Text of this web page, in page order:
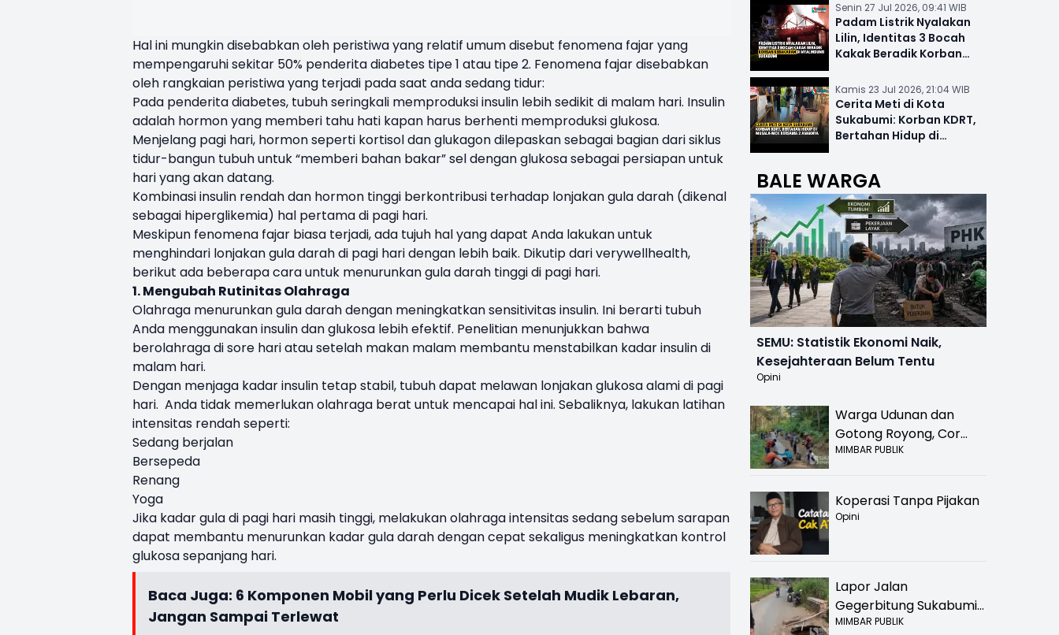
Hal ini mungkin disebabkan oleh peristiwa yang relatif umum disebut fenomena fajar yang
mempengaruhi sekitar 50% penderita diabetes tipe 1 atau tipe 2. Fenomena fajar disebabkan
oleh rangkaian peristiwa yang terjadi pada saat anda sedang tidur:
Pada penderita diabetes, tubuh seringkali memproduksi insulin lebih sedikit di malam hari. Insulin
adalah hormon yang memberi tahu hati kapan harus berhenti memproduksi glukosa.
Menjelang pagi hari, hormon seperti kortisol dan glukagon dilepaskan sebagai bagian dari siklus
tidur-bangun tubuh untuk “memberi bahan bakar” sel dengan glukosa sebagai persiapan untuk
hari yang akan datang.
Kombinasi insulin rendah dan hormon tinggi berkontribusi terhadap lonjakan gula darah (dikenal
sebagai hiperglikemia) hal pertama di pagi hari.
Meskipun fenomena fajar biasa terjadi, ada tujuh hal yang dapat Anda lakukan untuk
menghindari lonjakan gula darah di pagi hari dengan lebih baik. Dikutip dari verywellhealth,
berikut ada beberapa cara untuk menurunkan gula darah tinggi di pagi hari.
1. Mengubah Rutinitas Olahraga
Olahraga menurunkan gula darah dengan meningkatkan sensitivitas insulin. Ini berarti tubuh
Anda menggunakan insulin dan glukosa lebih efektif. Penelitian menunjukkan bahwa
berolahraga di sore hari atau setelah makan malam membantu menstabilkan kadar insulin di
malam hari.
Dengan menjaga kadar insulin tetap stabil, tubuh dapat melawan lonjakan glukosa alami di pagi
hari. Anda tidak memerlukan olahraga berat untuk mencapai hal ini. Sebaliknya, lakukan latihan
intensitas rendah seperti:
Sedang berjalan
Bersepeda
Renang
Yoga
Jika kadar gula di pagi hari masih tinggi, melakukan olahraga intensitas sedang sebelum sarapan
dapat membantu menurunkan kadar gula darah dengan cepat sekaligus meningkatkan kontrol
glukosa sepanjang hari.
Baca Juga: 6 Komponen Mobil yang Perlu Dicek Setelah Mudik Lebaran,
Jangan Sampai Terlewat
Senin 27 Jul 2026, 09:41 WIB
Padam Listrik Nyalakan
Lilin, Identitas 3 Bocah
Kakak Beradik Korban
Kamis 23 Jul 2026, 21:04 WIB
Cerita Meti di Kota
Sukabumi: Korban KDRT,
Bertahan Hidup di
BALE WARGA
SEMU: Statistik Ekonomi Naik,
Kesejahteraan Belum Tentu
Opini
Warga Udunan dan
Gotong Royong, Cor
Jalan Hancur di
MIMBAR PUBLIK
Koperasi Tanpa Pijakan
Opini
Lapor Jalan
Gegerbitung Sukabumi
Bolong! Bahaya Bagi
MIMBAR PUBLIK